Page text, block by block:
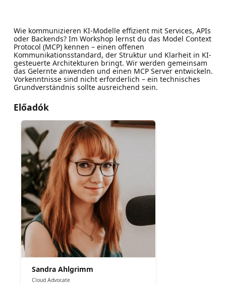
Wie kommunizieren KI-Modelle effizient mit Services, APIs
oder Backends? Im Workshop lernst du das Model Context
Protocol (MCP) kennen – einen offenen
Kommunikationsstandard, der Struktur und Klarheit in KI-
gesteuerte Architekturen bringt. Wir werden gemeinsam
das Gelernte anwenden und einen MCP Server entwickeln.
Vorkenntnisse sind nicht erforderlich – ein technisches
Grundverständnis sollte ausreichend sein.
Előadók
Sandra Ahlgrimm
Cloud Advocate